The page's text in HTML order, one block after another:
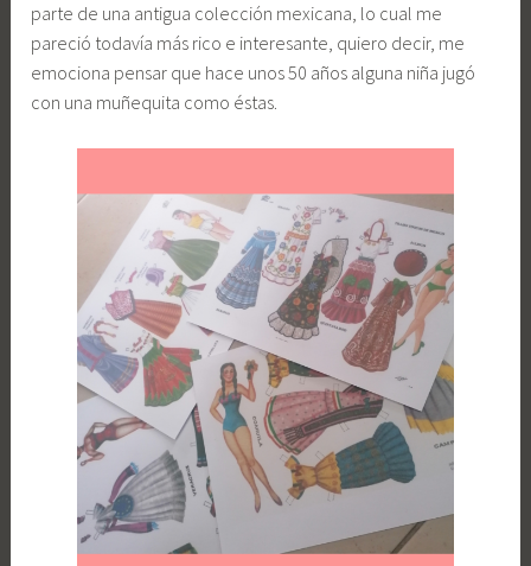
parte de una antigua colección mexicana, lo cual me
pareció todavía más rico e interesante, quiero decir, me
emociona pensar que hace unos 50 años alguna niña jugó
con una muñequita como éstas.